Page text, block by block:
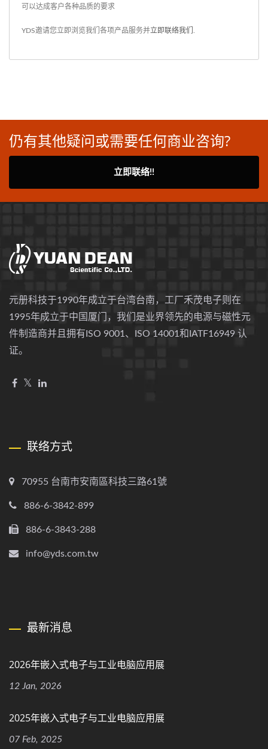
可以达成客户各种品质的要求
YDS邀请您立即浏览我们各项产品服务并 立即联络我们
仍有其他疑问或需要任何商业咨询?
立即联络!!
元册科技于1990年成立于台湾台南，工厂禾茂电子则在
1995年成立于中国厦门，我们是业界领先的电源与磁性元
件制造商并且拥有ISO 9001、ISO 14001和IATF16949 认
证。
联络方式
70955 台南市安南區科技三路61號
886-6-3842-899
886-6-3843-288
info@yds.com.tw
最新消息
2026年嵌入式电子与工业电脑应用展
12 Jan, 2026
2025年嵌入式电子与工业电脑应用展
07 Feb, 2025